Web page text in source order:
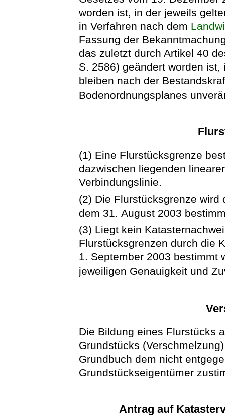
worden ist, in der jeweils
in Verfahren nach dem
Fassung der
das zuletzt durch Artikel 40
S. 2586) geändert worden
bleiben nach der
Bodenordnungsplanes
(1) Eine Flurstücksgrenze
dazwischen liegenden
Verbindungslinie.
(2) Die Flurstücksgrenze
dem 31. August 2003
(3) Liegt kein
Flurstücksgrenzen durch die
1. September 2003 bestimmt
jeweiligen Genauigkeit und
Die Bildung eines Flurstücks
Grundstücks
Grundbuch dem nicht
Grundstückseigentümer
Antrag auf